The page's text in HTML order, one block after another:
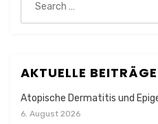
for:
AKTUELLE BEITRÄGE
Atopische Dermatitis und
6. August 2026